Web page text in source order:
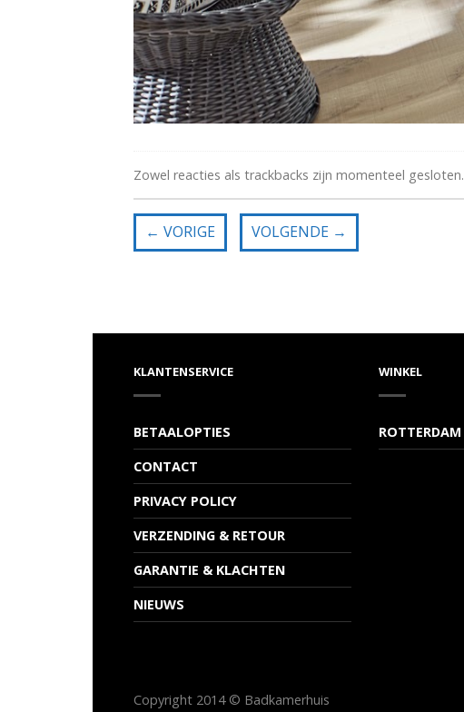
Zowel reacties als trackbacks zijn momenteel gesloten.
← VORIGE VOLGENDE →
KLANTENSERVICE
BETAALOPTIES
CONTACT
PRIVACY POLICY
VERZENDING & RETOUR
GARANTIE & KLACHTEN
NIEUWS
WINKEL
ROTTERDAM
Copyright 2014 © Badkamerhuis